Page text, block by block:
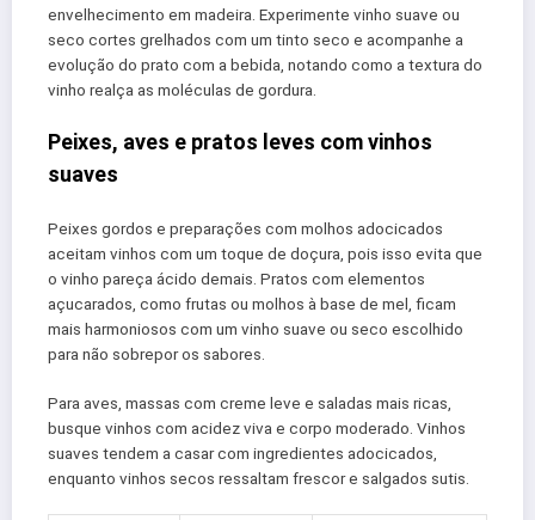
envelhecimento em madeira. Experimente vinho suave ou
seco cortes grelhados com um tinto seco e acompanhe a
evolução do prato com a bebida, notando como a textura do
vinho realça as moléculas de gordura.
Peixes, aves e pratos leves com vinhos
suaves
Peixes gordos e preparações com molhos adocicados
aceitam vinhos com um toque de doçura, pois isso evita que
o vinho pareça ácido demais. Pratos com elementos
açucarados, como frutas ou molhos à base de mel, ficam
mais harmoniosos com um vinho suave ou seco escolhido
para não sobrepor os sabores.
Para aves, massas com creme leve e saladas mais ricas,
busque vinhos com acidez viva e corpo moderado. Vinhos
suaves tendem a casar com ingredientes adocicados,
enquanto vinhos secos ressaltam frescor e salgados sutis.